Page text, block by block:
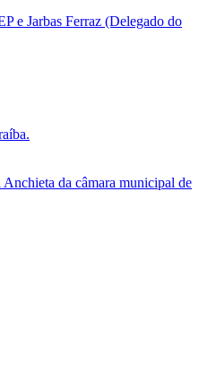
e Jarbas Ferraz (Delegado do
da câmara municipal de